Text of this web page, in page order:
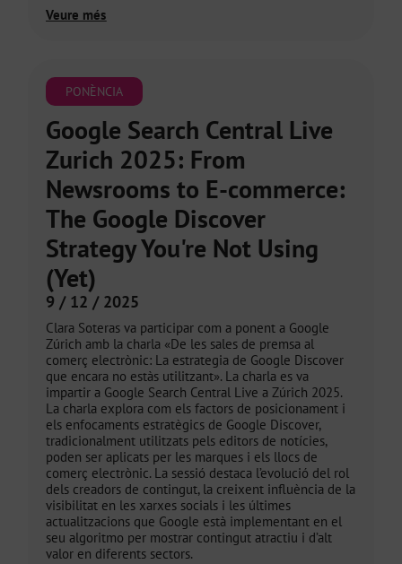
Veure més
PONÈNCIA
Google Search Central Live
Zurich 2025: From
Newsrooms to E-commerce:
The Google Discover
Strategy You're Not Using
(Yet)
9 / 12 / 2025
Clara Soteras va participar com a ponent a Google
Zúrich amb la charla «De les sales de premsa al
comerç electrònic: La estrategia de Google Discover
que encara no estàs utilitzant». La charla es va
impartir a Google Search Central Live a Zúrich 2025.
La charla explora com els factors de posicionament i
els enfocaments estratègics de Google Discover,
tradicionalment utilitzats pels editors de notícies,
poden ser aplicats per les marques i els llocs de
comerç electrònic. La sessió destaca l’evolució del rol
dels creadors de contingut, la creixent influència de la
visibilitat en les xarxes socials i les últimes
actualitzacions que Google està implementant en el
seu algoritmo per mostrar contingut atractiu i d’alt
valor en diferents sectors.